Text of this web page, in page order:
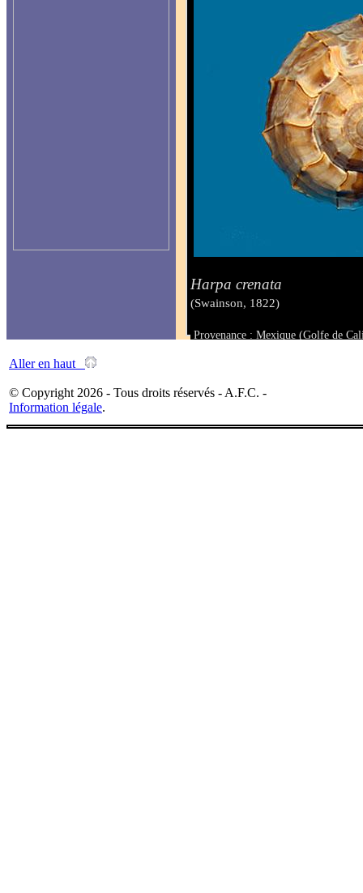
Harpa crenata
(Swainson, 1822)
Provenance : Mexique (Golfe de
Aller en haut
© Copyright 2026 - Tous droits réservés - A.F.C. -
Information légale.